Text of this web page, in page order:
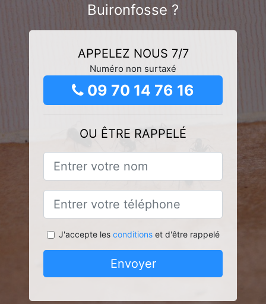
Buironfosse ?
APPELEZ NOUS 7/7
Numéro non surtaxé
09 70 14 76 16
OU ÊTRE RAPPELÉ
J'accepte les conditionset d'être rappelé
Envoyer